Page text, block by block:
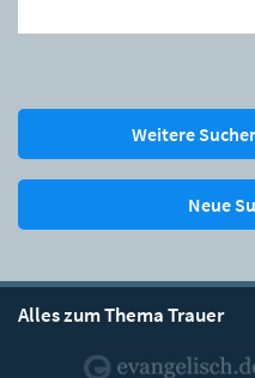
Weitere
Neue
Alles zum Thema Trauer